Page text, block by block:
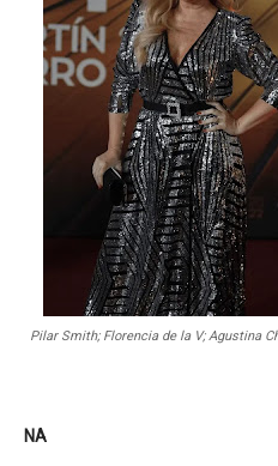
Pilar Smith; Florencia de la V; Agustina
NA